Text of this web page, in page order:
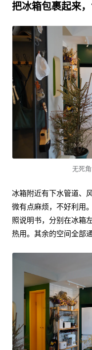
把冰箱包裹起来
无死
冰箱附近有下水管道、
微有点麻烦，不好利用
照说明书，分别在冰箱
热用。其余的空间全部